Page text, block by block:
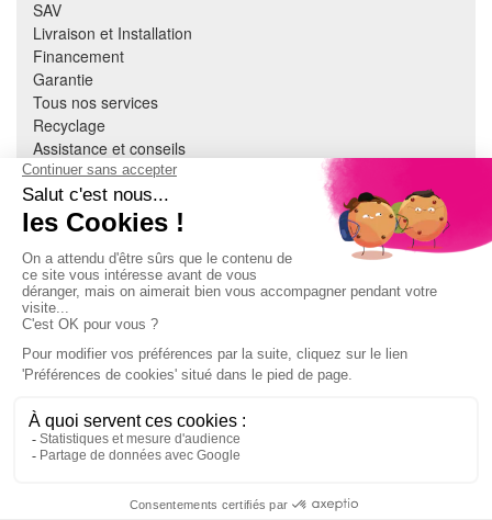
SAV
Livraison et Installation
Financement
Garantie
Tous nos services
Recyclage
Assistance et conseils
Cuisine équipée
Literie
Nous contacter
À PROPOS
CGV
Mentions légales
Données personnelles
Devenir adhérent
EN SAVOIR PLUS
Indice de réparabilité
Accès extranet Pulsat
Jeux concours